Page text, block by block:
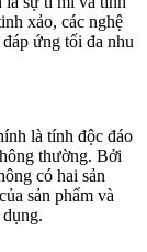
xảo, các nghệ
ứng tối đa nhu
là tính độc đáo
thường. Bởi
có hai sản
sản phẩm và